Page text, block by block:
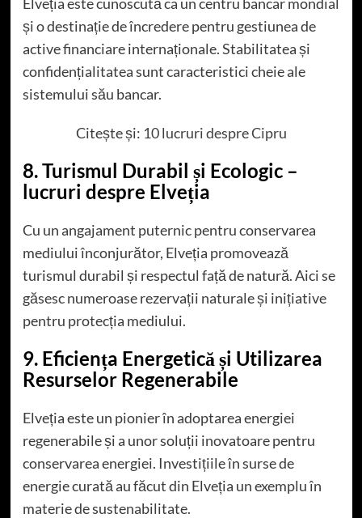
și o destinație de încredere pentru gestiunea de
active financiare internaționale. Stabilitatea și
confidențialitatea sunt caracteristici cheie ale
sistemului său bancar.
Citește și: 10 lucruri despre Cipru
8. Turismul Durabil și Ecologic –
lucruri despre Elveția
Cu un angajament puternic pentru conservarea
mediului înconjurător, Elveția promovează
turismul durabil și respectul față de natură. Aici se
găsesc numeroase rezervații naturale și inițiative
pentru protecția mediului.
9. Eficiența Energetică și Utilizarea
Resurselor Regenerabile
Elveția este un pionier în adoptarea energiei
regenerabile și a unor soluții inovatoare pentru
conservarea energiei. Investițiile în surse de
energie curată au făcut din Elveția un exemplu în
materie de sustenabilitate.